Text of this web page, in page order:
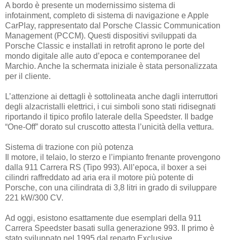
A bordo è presente un modernissimo sistema di
infotainment, completo di sistema di navigazione e Apple
CarPlay, rappresentato dal Porsche Classic Communication
Management (PCCM). Questi dispositivi sviluppati da
Porsche Classic e installati in retrofit aprono le porte del
mondo digitale alle auto d’epoca e contemporanee del
Marchio. Anche la schermata iniziale è stata personalizzata
per il cliente.
L’attenzione ai dettagli è sottolineata anche dagli interruttori
degli alzacristalli elettrici, i cui simboli sono stati ridisegnati
riportando il tipico profilo laterale della Speedster. Il badge
“One-Off” dorato sul cruscotto attesta l’unicità della vettura.
Sistema di trazione con più potenza
Il motore, il telaio, lo sterzo e l’impianto frenante provengono
dalla 911 Carrera RS (Tipo 993). All’epoca, il boxer a sei
cilindri raffreddato ad aria era il motore più potente di
Porsche, con una cilindrata di 3,8 litri in grado di sviluppare
221 kW/300 CV.
Ad oggi, esistono esattamente due esemplari della 911
Carrera Speedster basati sulla generazione 993. Il primo è
stato sviluppato nel 1995 dal reparto Exclusive